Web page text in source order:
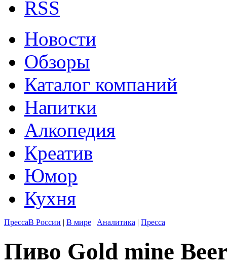
RSS
Новости
Обзоры
Каталог компаний
Напитки
Алкопедия
Креатив
Юмор
Кухня
ПрессаВ России | В мире | Аналитика | Пресса
Пиво Gold mine